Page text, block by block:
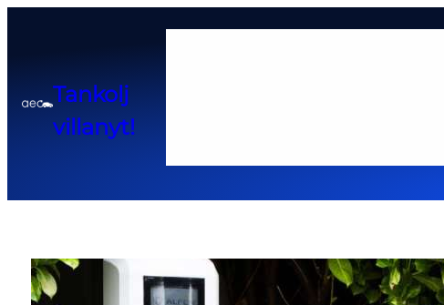
Tankolj
villanyt!